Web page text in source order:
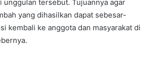
unggulan tersebut. Tujuannya agar
yang dihasilkan dapat sebesar-
kembali ke anggota dan masyarakat di